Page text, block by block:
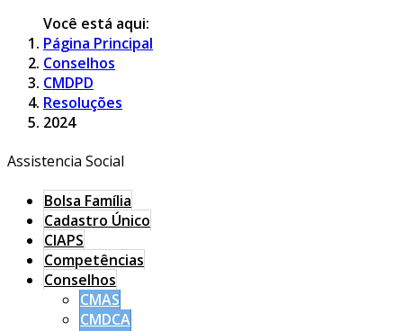
Você está aqui:
Página Principal
Conselhos
CMDPD
Resoluções
2024
Assistencia Social
Bolsa Família
Cadastro Único
CIAPS
Competências
Conselhos
CMAS
CMDCA